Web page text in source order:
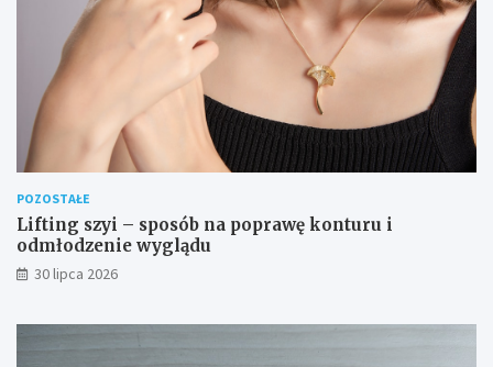
POZOSTAŁE
Lifting szyi – sposób na poprawę konturu i
odmłodzenie wyglądu
30 lipca 2026